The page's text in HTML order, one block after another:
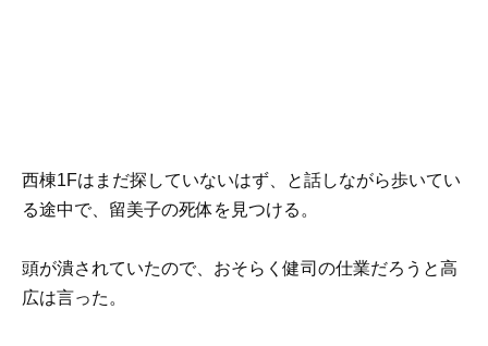
西棟1Fはまだ探していないはず、と話しながら歩いてい
る途中で、留美子の死体を見つける。
頭が潰されていたので、おそらく健司の仕業だろうと高
広は言った。